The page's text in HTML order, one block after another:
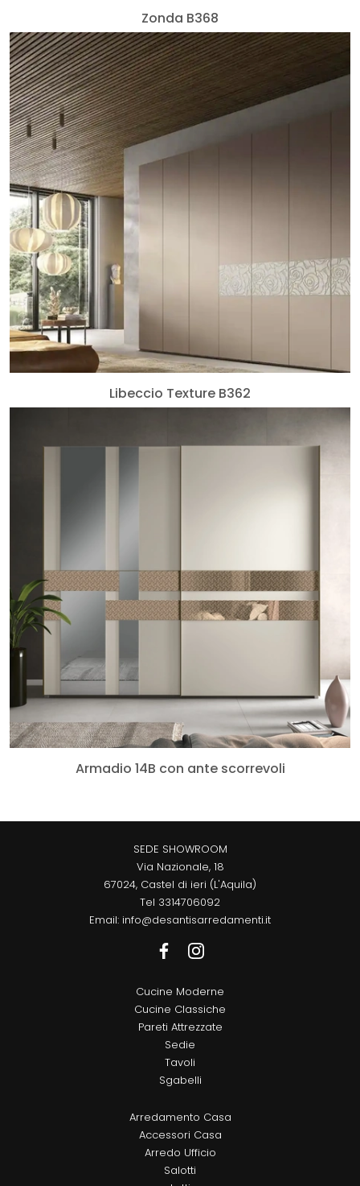
Zonda B368
Libeccio Texture B362
Armadio 14B con ante scorrevoli
SEDE SHOWROOM
Via Nazionale, 18
67024, Castel di ieri (L'Aquila)
Tel 3314706092
Email: info@desantisarredamenti.it
Cucine Moderne
Cucine Classiche
Pareti Attrezzate
Sedie
Tavoli
Sgabelli
Arredamento Casa
Accessori Casa
Arredo Ufficio
Salotti